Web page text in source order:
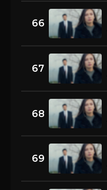
66
67
68
69